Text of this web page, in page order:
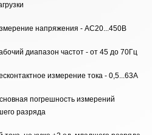
напряжения - АС20...450В
диапазон частот - от 45 до 70Гц
измерение тока - 0,5...63А
погрешность измерений
разряда